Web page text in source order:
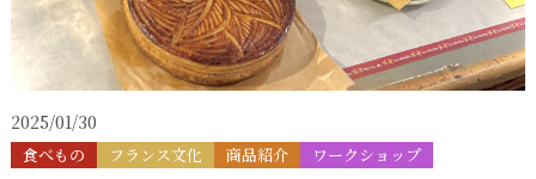
2025/01/30
食べもの フランス文化 商品紹介 ワークショップ